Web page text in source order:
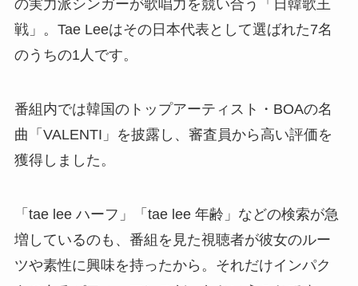
の実力派シンガーが歌唱力を競い合う「日韓歌王
戦」。Tae Leeはその日本代表として選ばれた7名
のうちの1人です。
番組内では韓国のトップアーティスト・BOAの名
曲「VALENTI」を披露し、審査員から高い評価を
獲得しました。
「tae lee ハーフ」「tae lee 年齢」などの検索が急
増しているのも、番組を見た視聴者が彼女のルー
ツや素性に興味を持ったから。それだけインパク